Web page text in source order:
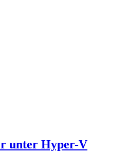
unter Hyper-V